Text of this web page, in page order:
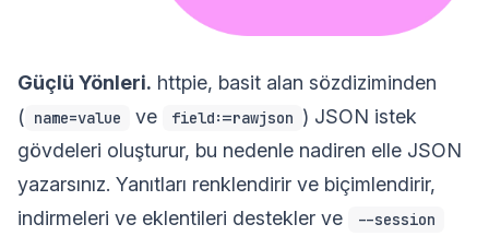
Güçlü Yönleri. httpie, basit alan sözdiziminden
( name=value ve field:=rawjson ) JSON istek
gövdeleri oluşturur, bu nedenle nadiren elle JSON
yazarsınız. Yanıtları renklendirir ve biçimlendirir,
indirmeleri ve eklentileri destekler ve
--session